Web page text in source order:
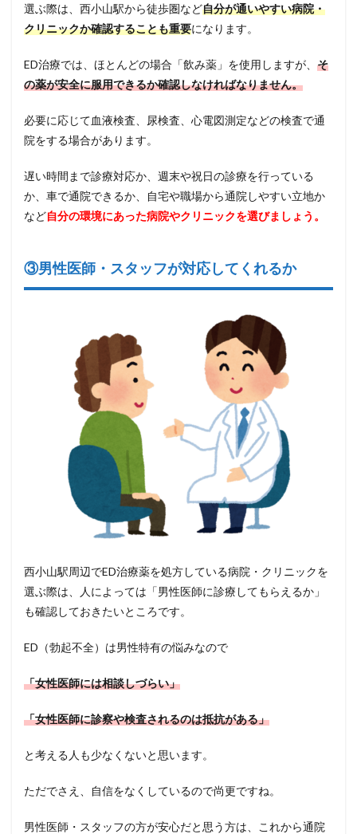
選ぶ際は、西小山駅から徒歩圏など自分が通いやすい病院・
クリニックか確認することも重要になります。
ED治療では、ほとんどの場合「飲み薬」を使用しますが、 そ
の薬が安全に服用できるか確認しなければなりません。
必要に応じて血液検査、尿検査、心電図測定などの検査で通
院をする場合があります。
遅い時間まで診療対応か、週末や祝日の診療を行っている
か、車で通院できるか、自宅や職場から通院しやすい立地か
など自分の環境にあった病院やクリニックを選びましょう。
③男性医師・スタッフが対応してくれるか
西小山駅周辺でED治療薬を処方している病院・クリニックを
選ぶ際は、人によっては「男性医師に診療してもらえるか」
も確認しておきたいところです。
ED（勃起不全）は男性特有の悩みなので
「女性医師には相談しづらい」
「女性医師に診察や検査されるのは抵抗がある」
と考える人も少なくないと思います。
ただでさえ、自信をなくしているので尚更ですね。
男性医師・スタッフの方が安心だと思う方は、これから通院